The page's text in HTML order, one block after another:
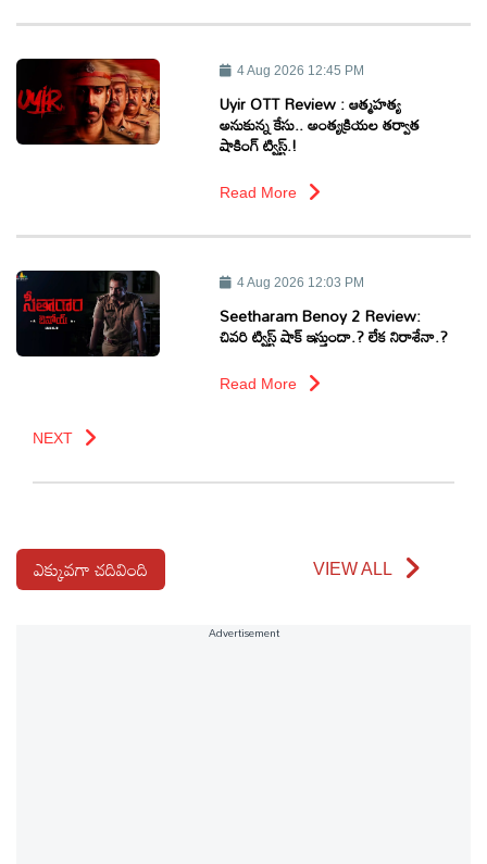
4 Aug 2026 12:45 PM
Uyir OTT Review : ఆత్మహత్య
అనుకున్న కేసు.. అంత్యక్రియల తర్వాత
షాకింగ్ ట్విస్ట్.!
Read More
4 Aug 2026 12:03 PM
Seetharam Benoy 2 Review:
చివరి ట్విస్ట్ షాక్ ఇస్తుందా.? లేక నిరాశేనా.?
Read More
NEXT
ఎక్కువగా చదివింది VIEW ALL
Advertisement